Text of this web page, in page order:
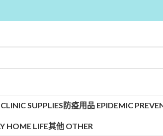
SUPPLIES防疫用品 EPIDEMIC
HOME LIFE其他 OTHER